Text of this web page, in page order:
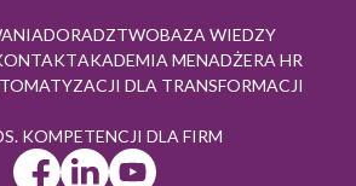
DORADZTWOBAZA WIEDZY
AKADEMIA MENADŻERA HR
DLA TRANSFORMACJI
KOMPETENCJI DLA FIRM